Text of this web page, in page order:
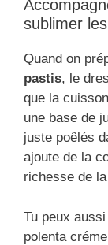
sublimer
Quand on
pastis, le
que la
une base de
juste poêlés
ajoute de la
richesse de
Tu peux
polenta